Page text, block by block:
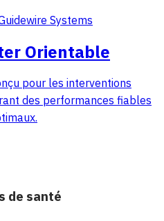
Systems
Orientable
pour les interventions
des performances fiables
de santé